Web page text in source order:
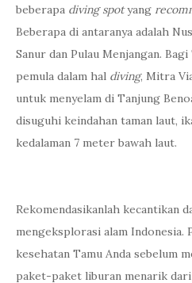
beberapa diving spotyang
Beberapa di antaranya adalah
Sanur dan Pulau Menjangan.
pemula dalam hal diving, Mitra
untuk menyelam di Tanjung
disuguhi keindahan taman laut,
kedalaman 7 meter bawah laut.
Rekomendasikanlah kecantikan
mengeksplorasi alam Indonesia.
kesehatan Tamu Anda sebelum
paket-paket liburan menarik dari